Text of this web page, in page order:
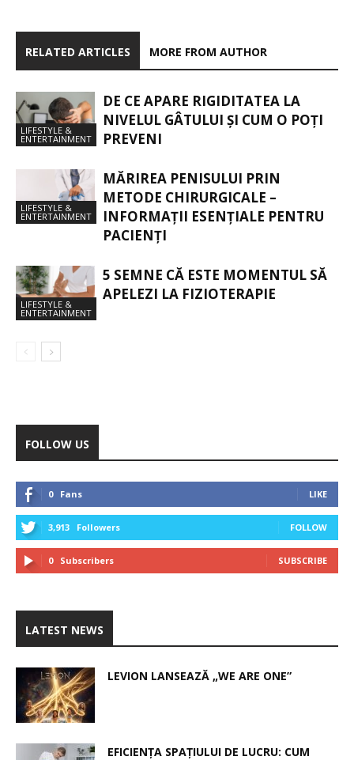
RELATED ARTICLES MORE FROM AUTHOR
LIFESTYLE &
ENTERTAINMENT
DE CE APARE RIGIDITATEA LA
NIVELUL GÂTULUI ȘI CUM O POȚI
PREVENI
LIFESTYLE &
ENTERTAINMENT
MĂRIREA PENISULUI PRIN
METODE CHIRURGICALE –
INFORMAȚII ESENȚIALE PENTRU
PACIENȚI
LIFESTYLE &
ENTERTAINMENT
5 SEMNE CĂ ESTE MOMENTUL SĂ
APELEZI LA FIZIOTERAPIE
FOLLOW US
0 Fans LIKE
3,913 Followers FOLLOW
0 Subscribers SUBSCRIBE
LATEST NEWS
LEVION LANSEAZĂ „WE ARE ONE”
EFICIENȚA SPAȚIULUI DE LUCRU: CUM